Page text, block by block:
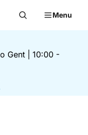
Menu
Gent
10:00 -